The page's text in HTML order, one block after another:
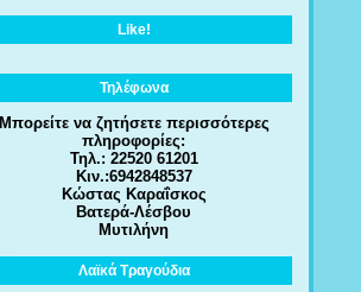
Like!
Τηλέφωνα
Μπορείτε να ζητήσετε περισσότερες
πληροφορίες:
Τηλ.: 22520 61201
Κιν.:6942848537
Κώστας Καραΐσκος
Βατερά-Λέσβου
Μυτιλήνη
Λαϊκά Τραγούδια